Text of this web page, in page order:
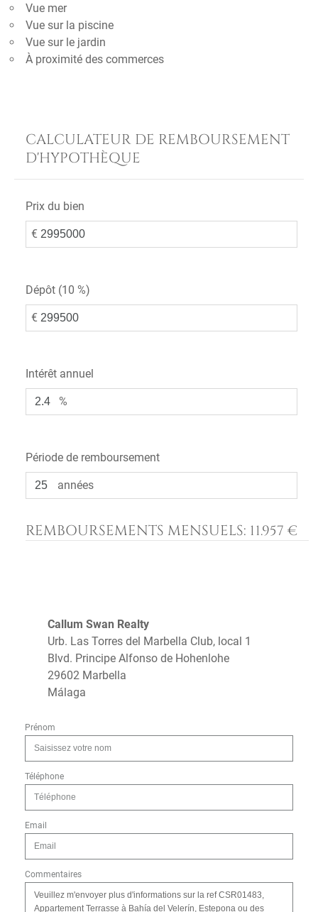
Vue mer
Vue sur la piscine
Vue sur le jardin
À proximité des commerces
CALCULATEUR DE REMBOURSEMENT
D'HYPOTHÈQUE
Prix du bien
€
Dépôt (10 %)
€
Intérêt annuel
%
Période de remboursement
années
REMBOURSEMENTS MENSUELS: 11.957 €
Callum Swan Realty
Urb. Las Torres del Marbella Club, local 1
Blvd. Principe Alfonso de Hohenlohe
29602 Marbella
Málaga
Prénom
Téléphone
Email
Commentaires